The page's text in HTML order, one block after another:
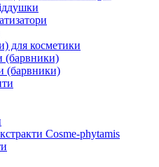
для косметики
(барвники)
(барвники)
Cosme-phytamis